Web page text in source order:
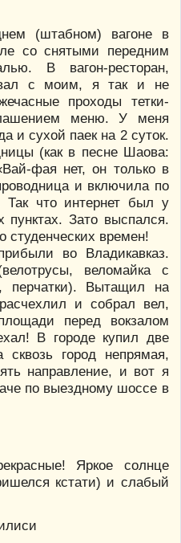
(штабном) вагоне в
со снятыми передним
В вагон-ресторан,
с моим, я так и не
проходы тетки-
меню. У меня
и сухой паек на 2 суток.
(как в песне Шаова:
фая нет, он только в
и включила по
что интернет был у
пунктах. Зато выспался.
времен!
во Владикавказ.
веломайка с
перчатки). Вытащил на
и собрал вел,
перед вокзалом
В городе купил две
город непрямая,
направление, и вот я
по выездному шоссе в
Яркое солнце
кстати) и слабый